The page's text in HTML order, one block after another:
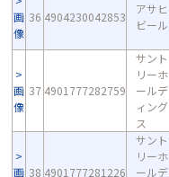
画
像
36 4904230042853
アサヒ
ビール
画
像
37 4901777282759
サント
リーホ
ールデ
ィング
ス
画 38 4901777281226
サント
リーホ
ールデ